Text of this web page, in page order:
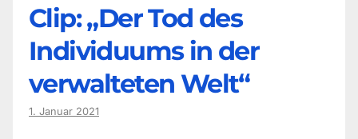
Clip: „Der Tod des
Individuums in der
verwalteten Welt“
1. Januar 2021